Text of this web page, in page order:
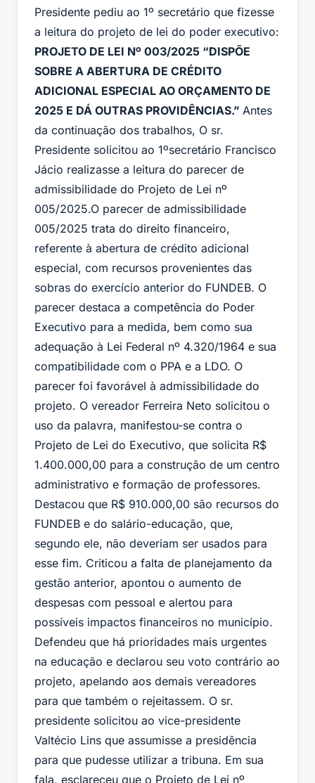
Presidente pediu ao 1º secretário que fizesse
a leitura do projeto de lei do poder executivo:
PROJETO DE LEI Nº 003/2025 “DISPÕE
SOBRE A ABERTURA DE CRÉDITO
ADICIONAL ESPECIAL AO ORÇAMENTO DE
2025 E DÁ OUTRAS PROVIDÊNCIAS.” Antes
da continuação dos trabalhos, O sr.
Presidente solicitou ao 1ºsecretário Francisco
Jácio realizasse a leitura do parecer de
admissibilidade do Projeto de Lei nº
005/2025.O parecer de admissibilidade
005/2025 trata do direito financeiro,
referente à abertura de crédito adicional
especial, com recursos provenientes das
sobras do exercício anterior do FUNDEB. O
parecer destaca a competência do Poder
Executivo para a medida, bem como sua
adequação à Lei Federal nº 4.320/1964 e sua
compatibilidade com o PPA e a LDO. O
parecer foi favorável à admissibilidade do
projeto. O vereador Ferreira Neto solicitou o
uso da palavra, manifestou-se contra o
Projeto de Lei do Executivo, que solicita R$
1.400.000,00 para a construção de um centro
administrativo e formação de professores.
Destacou que R$ 910.000,00 são recursos do
FUNDEB e do salário-educação, que,
segundo ele, não deveriam ser usados para
esse fim. Criticou a falta de planejamento da
gestão anterior, apontou o aumento de
despesas com pessoal e alertou para
possíveis impactos financeiros no município.
Defendeu que há prioridades mais urgentes
na educação e declarou seu voto contrário ao
projeto, apelando aos demais vereadores
para que também o rejeitassem. O sr.
presidente solicitou ao vice-presidente
Valtécio Lins que assumisse a presidência
para que pudesse utilizar a tribuna. Em sua
fala, esclareceu que o Projeto de Lei nº